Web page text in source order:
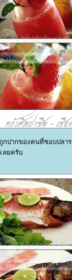
กปากของคนที่ชอบปลา
ลยครับ